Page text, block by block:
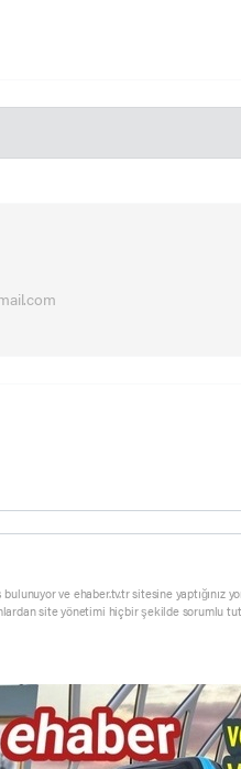
ve ehaber.tv.tr sitesine
site yönetimi hiçbir şekilde sorumlu